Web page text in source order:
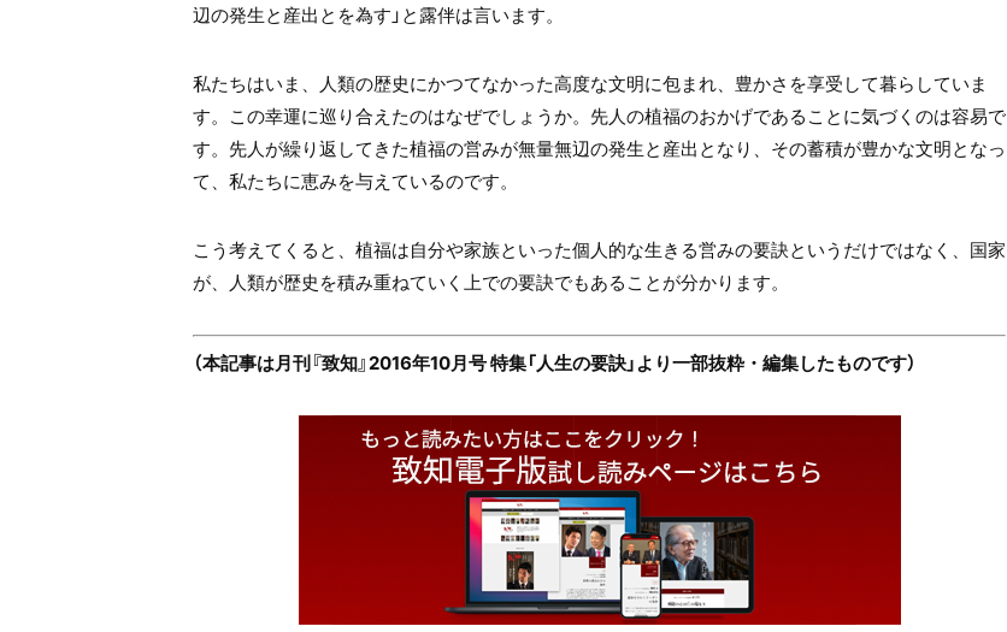
辺の発生と産出とを為す」と露伴は言います。
私たちはいま、人類の歴史にかつてなかった高度な文明に包まれ、豊かさを享受して暮らしていま
す。この幸運に巡り合えたのはなぜでしょうか。先人の植福のおかげであることに気づくのは容易で
す。先人が繰り返してきた植福の営みが無量無辺の発生と産出となり、その蓄積が豊かな文明となっ
て、私たちに恵みを与えているのです。
こう考えてくると、植福は自分や家族といった個人的な生きる営みの要訣というだけではなく、国家
が、人類が歴史を積み重ねていく上での要訣でもあることが分かります。
（本記事は月刊『致知』2016年10月号 特集「人生の要訣」より一部抜粋・編集したものです）